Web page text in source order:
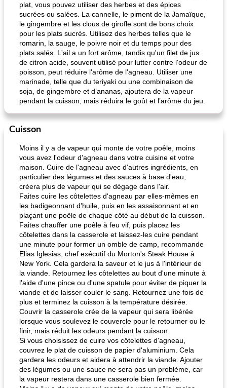
plat, vous pouvez utiliser des herbes et des épices
sucrées ou salées. La cannelle, le piment de la Jamaïque,
le gingembre et les clous de girofle sont de bons choix
pour les plats sucrés. Utilisez des herbes telles que le
romarin, la sauge, le poivre noir et du temps pour des
plats salés. L'ail a un fort arôme, tandis qu'un filet de jus
de citron acide, souvent utilisé pour lutter contre l'odeur de
poisson, peut réduire l'arôme de l'agneau. Utiliser une
marinade, telle que du teriyaki ou une combinaison de
soja, de gingembre et d’ananas, ajoutera de la vapeur
pendant la cuisson, mais réduira le goût et l’arôme du jeu.
Cuisson
Moins il y a de vapeur qui monte de votre poêle, moins
vous avez l'odeur d'agneau dans votre cuisine et votre
maison. Cuire de l'agneau avec d'autres ingrédients, en
particulier des légumes et des sauces à base d'eau,
créera plus de vapeur qui se dégage dans l'air.
Faites cuire les côtelettes d'agneau par elles-mêmes en
les badigeonnant d'huile, puis en les assaisonnant et en
plaçant une poêle de chaque côté au début de la cuisson.
Faites chauffer une poêle à feu vif, puis placez les
côtelettes dans la casserole et laissez-les cuire pendant
une minute pour former un omble de camp, recommande
Elias Iglesias, chef exécutif du Morton's Steak House à
New York. Cela gardera la saveur et le jus à l'intérieur de
la viande. Retournez les côtelettes au bout d'une minute à
l'aide d'une pince ou d'une spatule pour éviter de piquer la
viande et de laisser couler le sang. Retournez une fois de
plus et terminez la cuisson à la température désirée.
Couvrir la casserole crée de la vapeur qui sera libérée
lorsque vous soulevez le couvercle pour le retourner ou le
finir, mais réduit les odeurs pendant la cuisson.
Si vous choisissez de cuire vos côtelettes d'agneau,
couvrez le plat de cuisson de papier d'aluminium. Cela
gardera les odeurs et aidera à attendrir la viande. Ajouter
des légumes ou une sauce ne sera pas un problème, car
la vapeur restera dans une casserole bien fermée.